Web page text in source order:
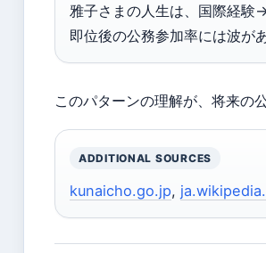
雅子さまの人生は、国際経
即位後の公務参加率には波が
このパターンの理解が、将来の
ADDITIONAL SOURCES
kunaicho.go.jp,